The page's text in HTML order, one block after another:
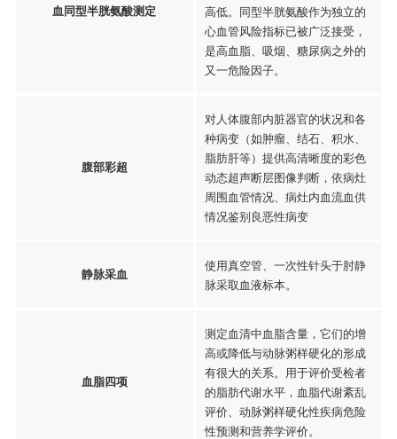
血同型半胱氨酸测定
高低。同型半胱氨酸作为独立的
心血管风险指标已被广泛接受，
是高血脂、吸烟、糖尿病之外的
又一危险因子。
腹部彩超
对人体腹部内脏器官的状况和各
种病变（如肿瘤、结石、积水、
脂肪肝等）提供高清晰度的彩色
动态超声断层图像判断，依病灶
周围血管情况、病灶内血流血供
情况鉴别良恶性病变
静脉采血
使用真空管、一次性针头于肘静
脉采取血液标本。
血脂四项
测定血清中血脂含量，它们的增
高或降低与动脉粥样硬化的形成
有很大的关系。用于评价受检者
的脂肪代谢水平，血脂代谢紊乱
评价、动脉粥样硬化性疾病危险
性预测和营养学评价。